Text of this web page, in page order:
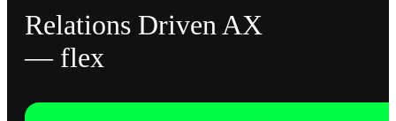
Relations Driven AX
— flex